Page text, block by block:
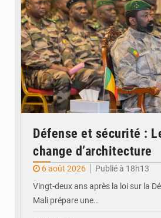
Défense et sécurité :
change d’architecture
6 août 2026
Publié à 18h13
Vingt-deux ans après la loi sur la
Mali prépare une…